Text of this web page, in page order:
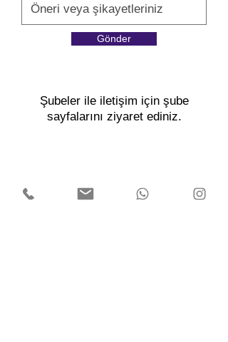
Gönder
Şubeler ile iletişim için şube
sayfalarını ziyaret ediniz.